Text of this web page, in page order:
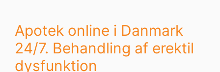
Apotek online i Danmark
24/7. Behandling af erektil
dysfunktion